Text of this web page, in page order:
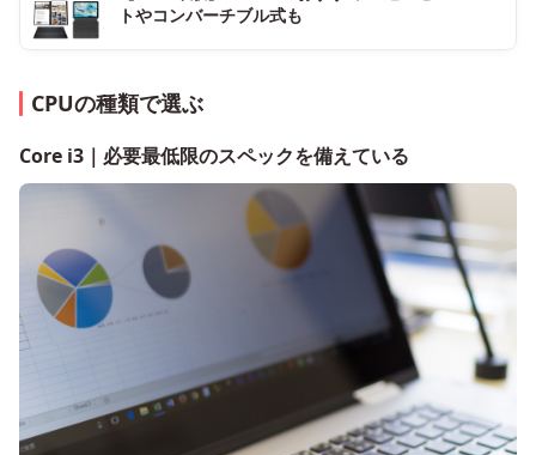
トやコンバーチブル式も
CPUの種類で選ぶ
Core i3｜必要最低限のスペックを備えている